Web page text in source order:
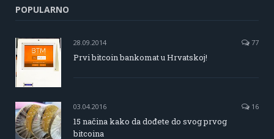
POPULARNO
28.09.2014 77
Prvi bitcoin bankomat u Hrvatskoj!
03.04.2016 16
15 načina kako da dođete do svog prvog
bitcoina